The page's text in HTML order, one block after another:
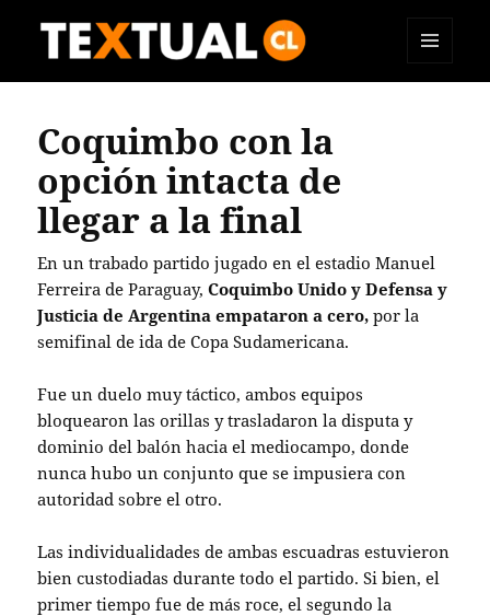
Coquimbo con la
opción intacta de
llegar a la final
En un trabado partido jugado en el estadio Manuel
Ferreira de Paraguay,Coquimbo Unido y Defensa y
Justicia de Argentina empataron a cero, por la
semifinal de ida de Copa Sudamericana.
Fue un duelo muy táctico, ambos equipos
bloquearon las orillas y trasladaron la disputa y
dominio del balón hacia el mediocampo, donde
nunca hubo un conjunto que se impusiera con
autoridad sobre el otro.
Las individualidades de ambas escuadras estuvieron
bien custodiadas durante todo el partido. Si bien, el
primer tiempo fue de más roce, el segundo la